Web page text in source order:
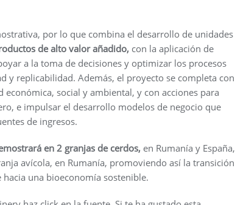
por lo que combina el desarrollo de unidades
de alto valor añadido, con la aplicación de
a la toma de decisiones y optimizar los procesos
y replicabilidad. Además, el proyecto se completa con
social y ambiental, y con acciones para
e impulsar el desarrollo modelos de negocio que
de ingresos.
en 2 granjas de cerdos, en Rumanía y España,
avícola, en Rumanía, promoviendo así la transición
hacia una bioeconomía sostenible.